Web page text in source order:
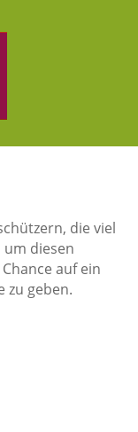
die viel
diesen
auf ein
zu geben.